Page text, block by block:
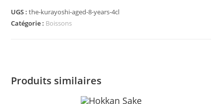
Kurayoshi
Aged
UGS :the-kurayoshi-aged-8-years-4cl
Catégorie : Boissons
Produits similaires